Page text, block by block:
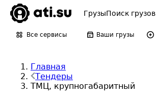
ГрузыПоиск грузов
Все сервисы Ваши грузы
Главная
Тендеры
ТМЦ, крупногабаритный